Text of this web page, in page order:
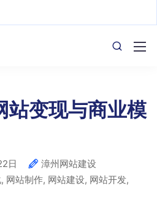
站变现与商业模
日
漳州网站建设
, 网站制作, 网站建设, 网站开发,